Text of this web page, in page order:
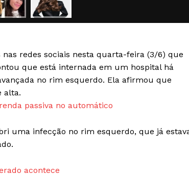
Termos de Serviços
RSS
redes sociais nesta quarta-feira (3/6) que
que está internada em um hospital há
no rim esquerdo. Ela afirmou que
alta.
passiva no automático
uma infecção no rim esquerdo, que já
acontece